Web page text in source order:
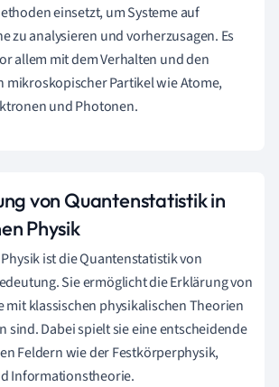
einsetzt, um Systeme auf
zu analysieren und vorherzusagen. Es
allem mit dem Verhalten und den
mikroskopischer Partikel wie Atome,
und Photonen.
von Quantenstatistik in
Physik
ist die Quantenstatistik von
Sie ermöglicht die Erklärung von
mit klassischen physikalischen Theorien
sind. Dabei spielt sie eine entscheidende
Feldern wie der Festkörperphysik,
Informationstheorie.